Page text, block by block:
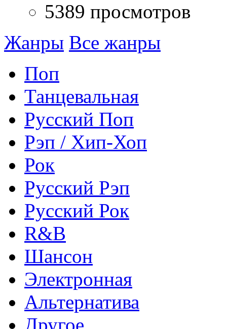
5389 просмотров
Жанры Все жанры
Поп
Танцевальная
Русский Поп
Рэп / Хип-Хоп
Рок
Русский Рэп
Русский Рок
R&B
Шансон
Электронная
Альтернатива